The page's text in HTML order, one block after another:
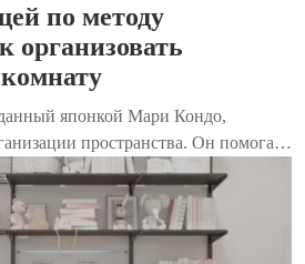
по методу
японкой Мари Кондо,
пространства. Он помогает
от лишних вещей, но и создать дом,
радость. Особенно
для гардеробных комнат, где
и аксессуары. В этой статье мы